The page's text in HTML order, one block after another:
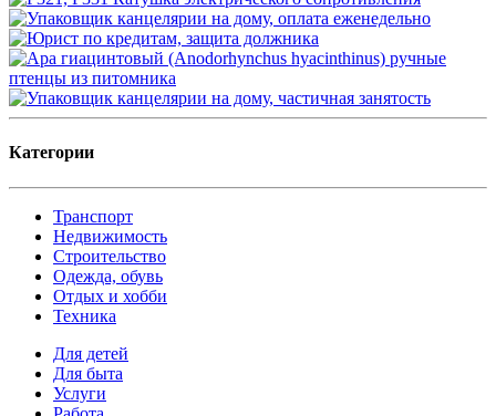
Категории
Транспорт
Недвижимость
Строительство
Одежда, обувь
Отдых и хобби
Техника
Для детей
Для быта
Услуги